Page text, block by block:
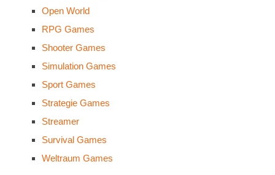
Open World
RPG Games
Shooter Games
Simulation Games
Sport Games
Strategie Games
Streamer
Survival Games
Weltraum Games